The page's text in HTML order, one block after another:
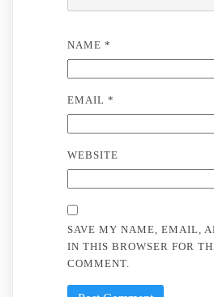
NAME *
EMAIL *
WEBSITE
SAVE MY NAME, EMAIL,
IN THIS BROWSER FOR
COMMENT.